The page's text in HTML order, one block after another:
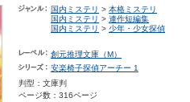
国内ミステリ > 本格ミステリ
国内ミステリ > 連作短編集
国内ミステリ > 少年・少女探偵
創元推理文庫（M）
安楽椅子探偵アーチー 1
判型：文庫判
ページ数：316ページ